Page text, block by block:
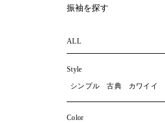
振袖を探す
ALL
Style
シンプル
古典 カワイイ
Color